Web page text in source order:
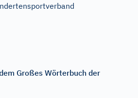
Großes Wörterbuch der